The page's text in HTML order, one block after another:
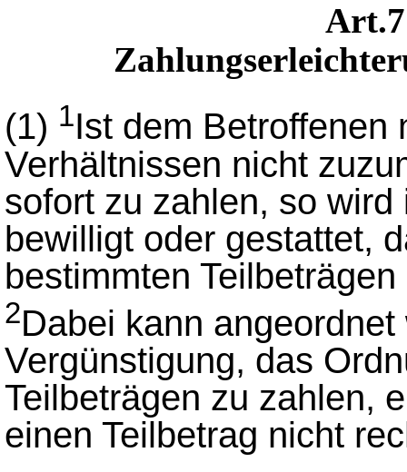
(1) 1Ist dem Betroffenen
Verhältnissen nicht
sofort zu zahlen, so
bewilligt oder gestattet,
bestimmten
2Dabei kann
Vergünstigung, das
Teilbeträgen zu zahlen,
einen Teilbetrag nicht